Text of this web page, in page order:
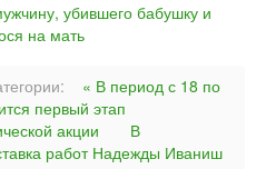
убившего бабушку и
на мать
« В период с 18 по
первый этап
акции
В
работ Надежды Иваниш